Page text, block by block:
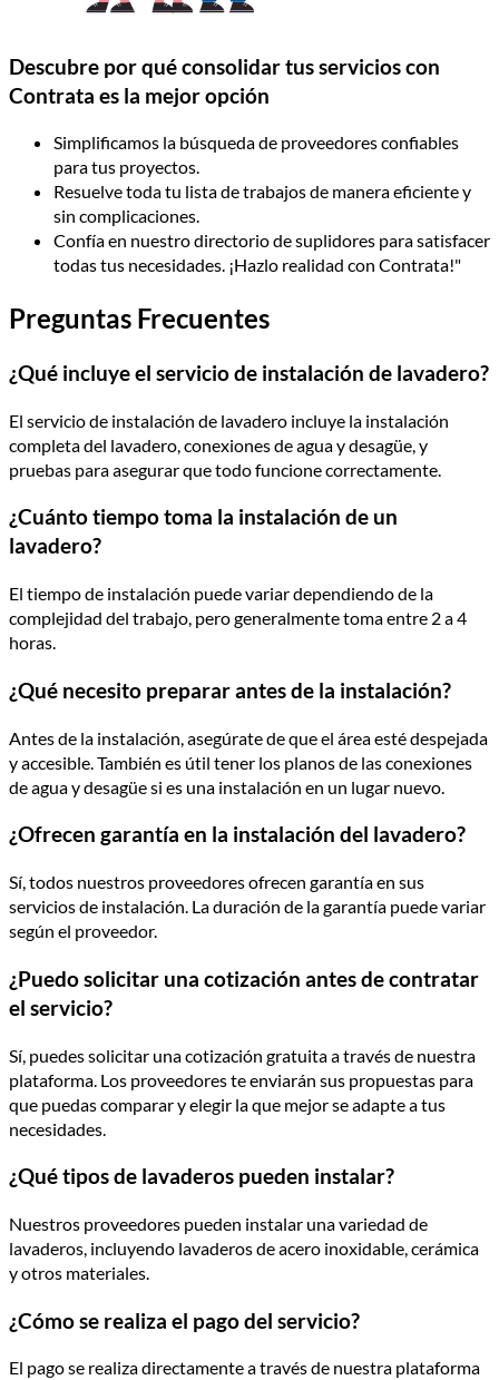
Descubre por qué consolidar tus servicios con
Contrata es la mejor opción
Simplificamos la búsqueda de proveedores confiables
para tus proyectos.
Resuelve toda tu lista de trabajos de manera eficiente y
sin complicaciones.
Confía en nuestro directorio de suplidores para satisfacer
todas tus necesidades. ¡Hazlo realidad con Contrata!"
Preguntas Frecuentes
¿Qué incluye el servicio de instalación de lavadero?
El servicio de instalación de lavadero incluye la instalación
completa del lavadero, conexiones de agua y desagüe, y
pruebas para asegurar que todo funcione correctamente.
¿Cuánto tiempo toma la instalación de un
lavadero?
El tiempo de instalación puede variar dependiendo de la
complejidad del trabajo, pero generalmente toma entre 2 a 4
horas.
¿Qué necesito preparar antes de la instalación?
Antes de la instalación, asegúrate de que el área esté despejada
y accesible. También es útil tener los planos de las conexiones
de agua y desagüe si es una instalación en un lugar nuevo.
¿Ofrecen garantía en la instalación del lavadero?
Sí, todos nuestros proveedores ofrecen garantía en sus
servicios de instalación. La duración de la garantía puede variar
según el proveedor.
¿Puedo solicitar una cotización antes de contratar
el servicio?
Sí, puedes solicitar una cotización gratuita a través de nuestra
plataforma. Los proveedores te enviarán sus propuestas para
que puedas comparar y elegir la que mejor se adapte a tus
necesidades.
¿Qué tipos de lavaderos pueden instalar?
Nuestros proveedores pueden instalar una variedad de
lavaderos, incluyendo lavaderos de acero inoxidable, cerámica
y otros materiales.
¿Cómo se realiza el pago del servicio?
El pago se realiza directamente a través de nuestra plataforma